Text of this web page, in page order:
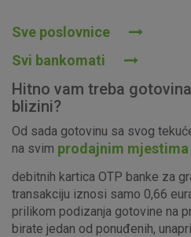
Sve poslovnice
Svi bankomati
Hitno vam treba
blizini?
Od sada gotovinu sa svog
na svim prodajnim mjestima
debitnih kartica OTP banke za
transakciju iznosi samo 0,66
prilikom podizanja gotovine na
birate jedan od ponuđenih,
Ovi kolačići nužni su za
postavljaju kao odgovor na vaše
za uslugama, kao što su postavke
o njima, ali u tom slučaju neki
kolačići ne pohranjuju nikakve
identificirati.